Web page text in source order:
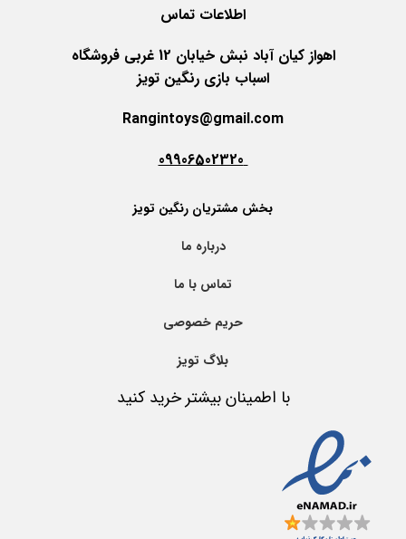
اطلاعات تماس
اهواز کیان آباد نبش خیابان 12 غربی فروشگاه
اسباب بازی رنگین تویز
Rangintoys@gmail.com
09906502320
بخش مشتریان رنگین تویز
درباره ما
تماس با ما
حریم خصوصی
بلاگ تویز
با اطمینان بیشتر خرید کنید